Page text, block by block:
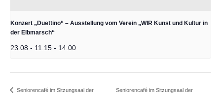
Konzert „Duettino“ – Ausstellung vom Verein „WIR Kunst und Kultur in
der Elbmarsch“
23.08 - 11:15 - 14:00
Seniorencafé im Sitzungsaal der Seniorencafé im Sitzungsaal der